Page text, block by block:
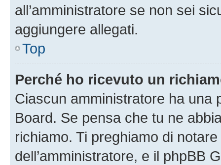
all’amministratore se non sei
aggiungere allegati.
Top
Perché ho ricevuto un
Ciascun amministratore ha una
Board. Se pensa che tu ne
richiamo. Ti preghiamo di
dell’amministratore, e il phpBB